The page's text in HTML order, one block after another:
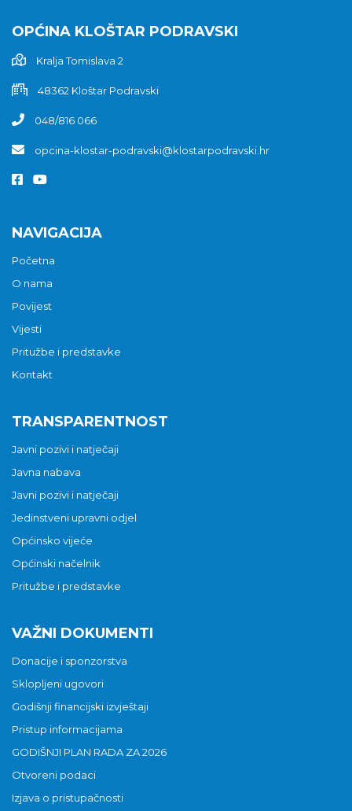
OPĆINA KLOŠTAR PODRAVSKI
Kralja Tomislava 2
48362 Kloštar Podravski
048/816 066
opcina-klostar-podravski@klostarpodravski.hr
NAVIGACIJA
Početna
O nama
Povijest
Vijesti
Pritužbe i predstavke
Kontakt
TRANSPARENTNOST
Javni pozivi i natječaji
Javna nabava
Javni pozivi i natječaji
Jedinstveni upravni odjel
Općinsko vijeće
Općinski načelnik
Pritužbe i predstavke
VAŽNI DOKUMENTI
Donacije i sponzorstva
Sklopljeni ugovori
Godišnji financijski izvještaji
Pristup informacijama
GODIŠNJI PLAN RADA ZA 2026
Otvoreni podaci
Izjava o pristupačnosti